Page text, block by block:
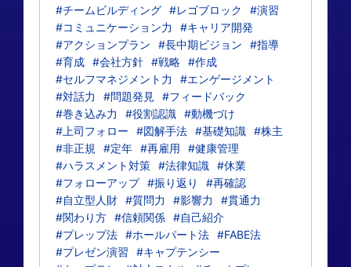
#チームビルディング #レゴブロック
#演習
#コミュニケーション力
#キャリア開発
#アクションプラン
#長中期ビジョン
#指導
#育成 #会社方針 #戦略 #作成
#セルフマネジメント力
#エンゲージメント
#対話力
#問題発見
#フィードバック
#巻き込み力
#役割認識 #動機づけ
#上司フォロー
#図解手法 #基礎知識 #株主
#非正規
#定年 #再雇用
#健康管理
#ハラスメント対策 #法律知識 #休業
#フォローアップ #振り返り
#再確認
#自立型人財 #質問力 #影響力
#貫通力
#関わり方 #信頼関係 #自己紹介
#プレップ法 #ホールパート法 #FABE法
#プレゼン演習
#キャプテンシー